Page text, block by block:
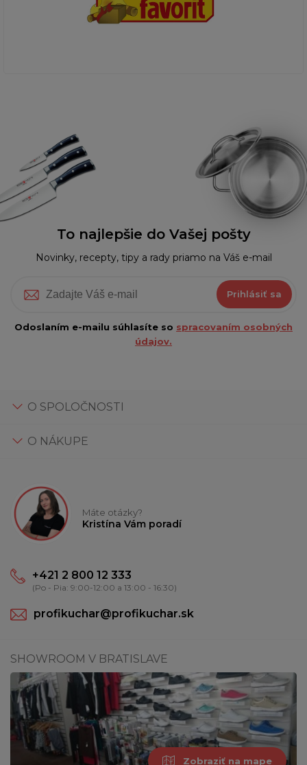
To najlepšie do Vašej pošty
Novinky, recepty, tipy a rady priamo na Váš e-mail
Prihlásiť sa
Odoslaním e-mailu súhlasíte so spracovaním osobných
údajov.
O SPOLOČNOSTI
O NÁKUPE
Máte otázky?
Kristína Vám poradí
+421 2 800 12 333
(Po - Pia: 9:00-12:00 a 13:00 - 16:30)
profikuchar@profikuchar.sk
SHOWROOM V BRATISLAVE
Zobraziť na mape